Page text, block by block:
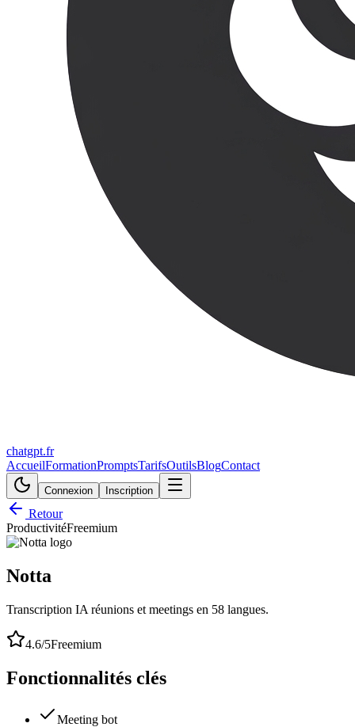
chatgpt.fr
AccueilFormationPromptsTarifsOutilsBlogContact
Connexion Inscription
Retour
ProductivitéFreemium
Notta
Transcription IA réunions et meetings en 58 langues.
4.6/5Freemium
Fonctionnalités clés
Meeting bot